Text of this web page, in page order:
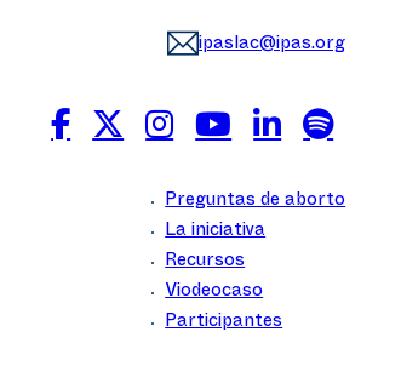
ipaslac@ipas.org
Preguntas de aborto
La iniciativa
Recursos
Viodeocaso
Participantes